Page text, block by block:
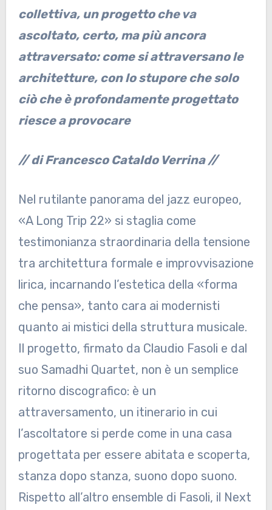
collettiva, un progetto che va
ascoltato, certo, ma più ancora
attraversato: come si attraversano le
architetture, con lo stupore che solo
ciò che è profondamente progettato
riesce a provocare
// di Francesco Cataldo Verrina //
Nel rutilante panorama del jazz europeo,
«A Long Trip 22» si staglia come
testimonianza straordinaria della tensione
tra architettura formale e improvvisazione
lirica, incarnando l’estetica della «forma
che pensa», tanto cara ai modernisti
quanto ai mistici della struttura musicale.
Il progetto, firmato da Claudio Fasoli e dal
suo Samadhi Quartet, non è un semplice
ritorno discografico: è un
attraversamento, un itinerario in cui
l’ascoltatore si perde come in una casa
progettata per essere abitata e scoperta,
stanza dopo stanza, suono dopo suono.
Rispetto all’altro ensemble di Fasoli, il Next